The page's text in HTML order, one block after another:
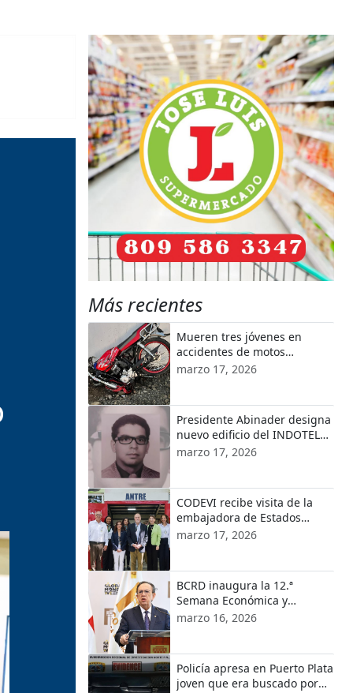
Más recientes
Mueren tres jóvenes en
accidentes de motos
ocurridos en localidades de
marzo 17, 2026
Presidente Abinader designa
nuevo edificio del INDOTEL
con el nombre de Orlando
marzo 17, 2026
CODEVI recibe visita de la
embajadora de Estados
Unidos en República
marzo 17, 2026
BCRD inaugura la 12.ª
Semana Económica y
Financiera 2026
marzo 16, 2026
Policía apresa en Puerto Plata
joven que era buscado por